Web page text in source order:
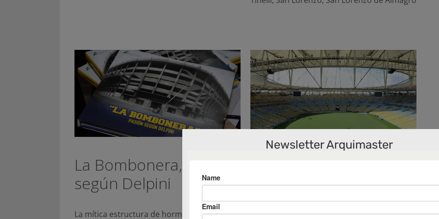
La Bombonera, pasión
según Delpini
La mítica estructura de hormigón de la
Estadio Inteligente con
64 años de tradición
Newsletter Arquimaster